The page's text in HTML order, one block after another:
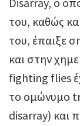
του, καθώς
του, έπαιξε
και στην
fighting flies
το ομώνυμο
disarray) και